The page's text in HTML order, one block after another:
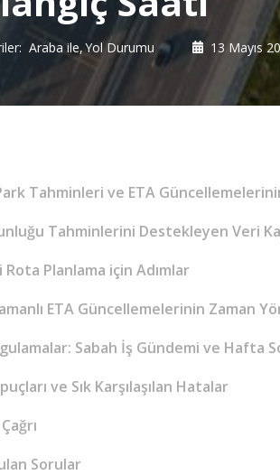
Araba ile Yol Durumu 13 Mayıs
Tahminleri ve ETA
Tahminlerini Destekleyen Veri
Rota Planlama için Adımlar
ETA Güncellemelerinin Zaman
Sabah İş Gündemi ve Hafta
ve Sık Karşılaşılan Hatalar
Sorular